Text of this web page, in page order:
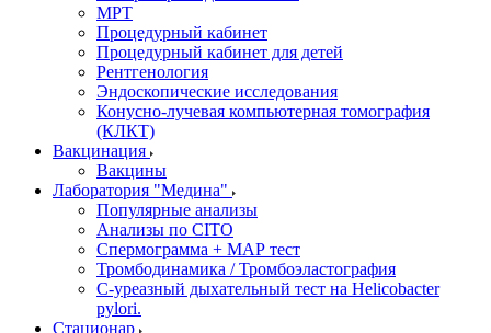
МРТ
Процедурный кабинет
Процедурный кабинет для детей
Рентгенология
Эндоскопические исследования
Конусно-лучевая компьютерная томография
(КЛКТ)
Вакцинация
Вакцины
Лаборатория "Медина"
Популярные анализы
Анализы по CITO
Спермограмма + МАР тест
Тромбодинамика / Тромбоэластография
С-уреазный дыхательный тест на Helicobacter
pylori.
Стационар